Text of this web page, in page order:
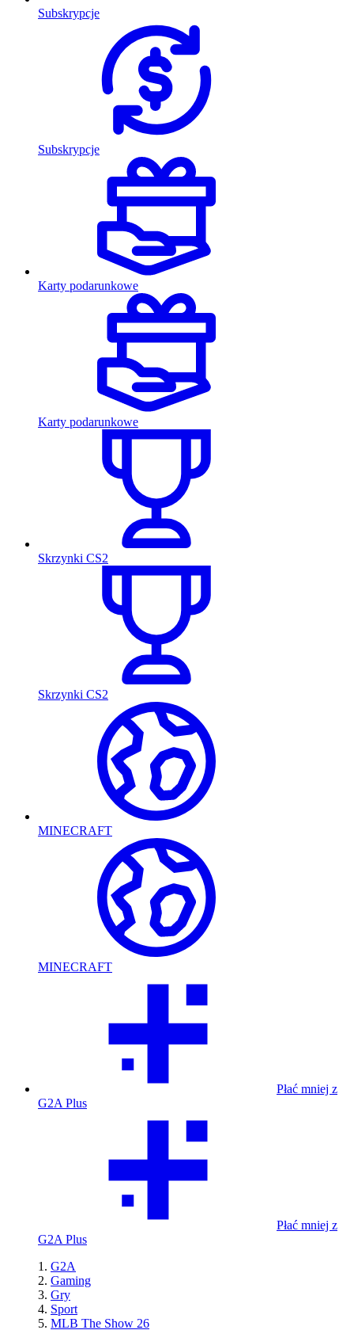
Subskrypcje
Subskrypcje
Karty podarunkowe
Karty podarunkowe
Skrzynki CS2
Skrzynki CS2
MINECRAFT
MINECRAFT
Płać mniej z
G2A Plus
Płać mniej z
G2A Plus
G2A
Gaming
Gry
Sport
MLB The Show 26